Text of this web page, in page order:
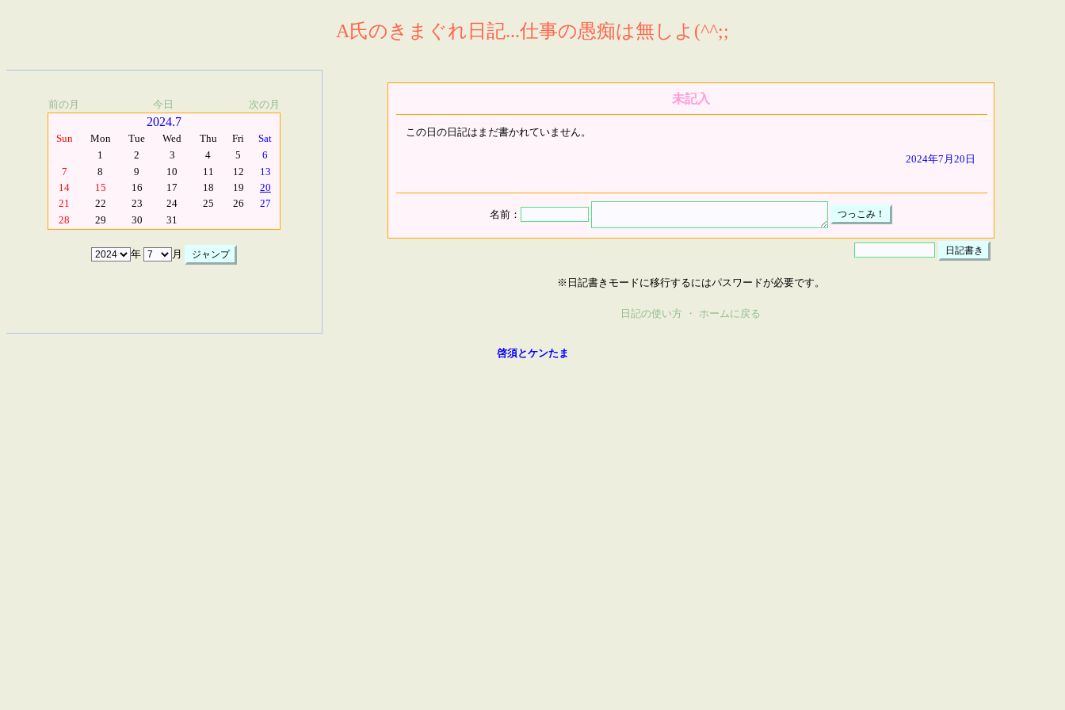
A氏のきまぐれ日記...仕事の愚痴は無しよ(^^;;
前の月 今日 次の月
2024.7
Sun Mon Tue Wed Thu Fri
Sat
1
2 3 4 5
6
7
8 9 10 11 12
13
14
15 16 17 18 19
20
21
22 23 24 25 26
27
28
29 30 31
年 月
未記入
この日の日記はまだ書かれていません。
2024年7月20日
名前：
※日記書きモードに移行するにはパスワードが必要です。
日記の使い方 ・ ホームに戻る
啓須とケンたま